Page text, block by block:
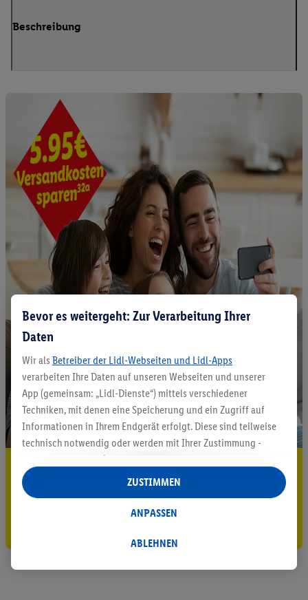
Beschreibung
5.95 € Versand sparen³²ᵃ
Bevor es weitergeht: Zur Verarbeitung Ihrer
Daten
Wir als Betreiber der Lidl-Webseiten und Lidl-Apps
verarbeiten Ihre Daten auf unseren Webseiten und unserer
App (gemeinsam: „Lidl-Dienste“) mittels verschiedener
Techniken, mit denen eine Speicherung und ein Zugriff auf
Informationen in Ihrem Endgerät erfolgt. Diese sind teilweise
technisch notwendig oder werden mit Ihrer Zustimmung -
auch durch Partner (u.a.
Verantwortliche; im Zusammenhang mit dem IAB TCF
insgesamt
Statistik-Erstellung oder für personalisierte Werbung
Datenverarbeitungen für personalisierte Werbung werden
ABLEHNEN
ANPASSEN
ZUSTIMMEN